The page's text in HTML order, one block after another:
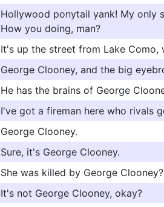
Hollywood ponytail yank! My only
How you doing, man?
It's up the street from Lake Como,
George Clooney, and the big
He has the brains of George
I've got a fireman here who rivals
George Clooney.
Sure, it's George Clooney.
She was killed by George Clooney?
It's not George Clooney, okay?